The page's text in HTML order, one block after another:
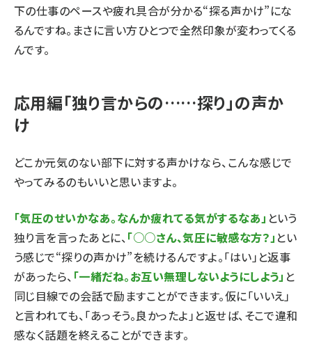
下の仕事のペースや疲れ具合が分かる“探る声かけ”にな
るんですね。まさに言い方ひとつで全然印象が変わってくる
んです。
応用編「独り言からの……探り」の声か
け
どこか元気のない部下に対する声かけなら、こんな感じで
やってみるのもいいと思いますよ。
「気圧のせいかなあ。なんか疲れてる気がするなあ」 という
独り言を言ったあとに、「○○さん、気圧に敏感な方？」 とい
う感じで“探りの声かけ”を続けるんですよ。「はい」と返事
があったら、 「一緒だね。お互い無理しないようにしよう」 と
同じ目線での会話で励ますことができます。仮に「いいえ」
と言われても、「あっそう。良かったよ」と返せば、そこで違和
感なく話題を終えることができます。